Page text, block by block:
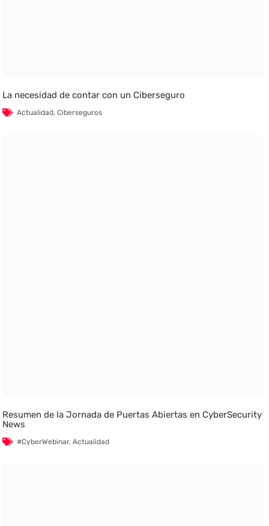
La necesidad de contar con un Ciberseguro
Actualidad,Ciberseguros
Resumen de la Jornada de Puertas Abiertas en CyberSecurity
News
#CyberWebinar,Actualidad